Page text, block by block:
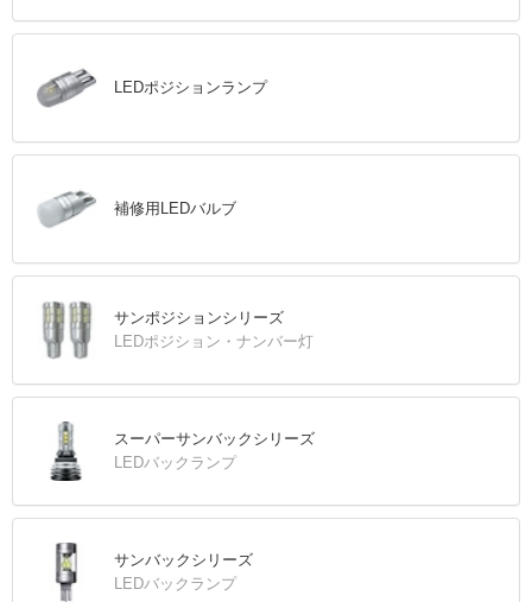
LEDポジションランプ
補修用LEDバルブ
サンポジションシリーズ
LEDポジション・ナンバー灯
スーパーサンバックシリーズ
LEDバックランプ
サンバックシリーズ
LEDバックランプ